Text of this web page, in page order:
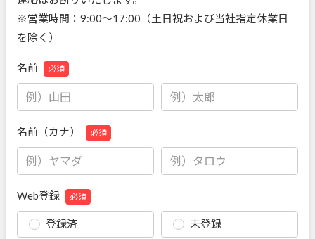
※営業時間：9:00～17:00（土日祝および当社指定休業日
を除く）
名前 必須
名前（カナ） 必須
Web登録 必須
登録済 未登録